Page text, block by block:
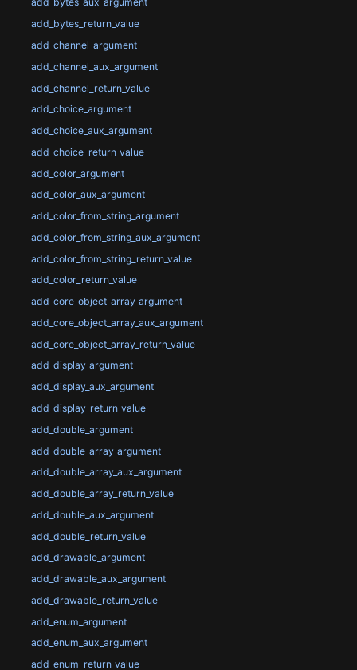
add_bytes_return_value
add_channel_argument
add_channel_aux_argument
add_channel_return_value
add_choice_argument
add_choice_aux_argument
add_choice_return_value
add_color_argument
add_color_aux_argument
add_color_from_string_argument
add_color_from_string_aux_argument
add_color_from_string_return_value
add_color_return_value
add_core_object_array_argument
add_core_object_array_aux_argument
add_core_object_array_return_value
add_display_argument
add_display_aux_argument
add_display_return_value
add_double_argument
add_double_array_argument
add_double_array_aux_argument
add_double_array_return_value
add_double_aux_argument
add_double_return_value
add_drawable_argument
add_drawable_aux_argument
add_drawable_return_value
add_enum_argument
add_enum_aux_argument
add_enum_return_value